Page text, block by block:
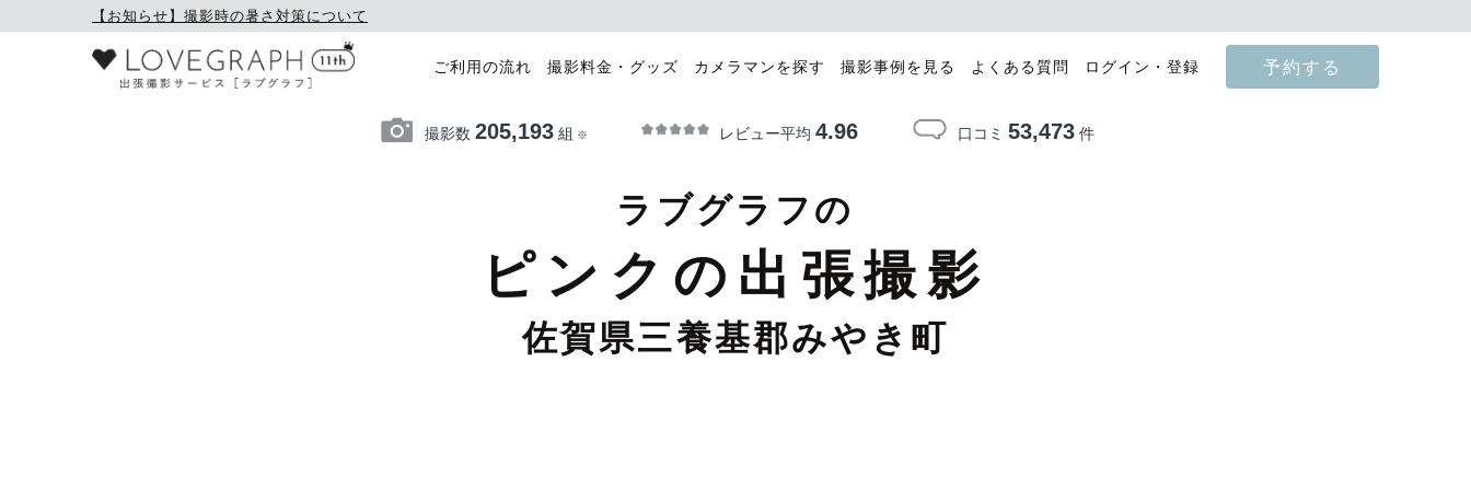
【お知らせ】撮影時の暑さ対策について
ご利用の流れ 撮影料金・グッズ カメラマンを探す 撮影事例を見る よくある質問 ログイン・登録 予約する
撮影数 205,193組 ※ レビュー平均 4.96 口コミ 53,473件
ラブグラフの
ピンクの出張撮影
佐賀県三養基郡みやき町